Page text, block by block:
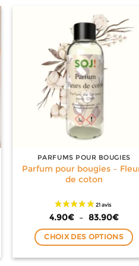
plusieurs
variations.
Les
options
peuvent
être
choisies
sur
la
du
produit
PARFUMS POUR BOUGIES
Parfum pour bougies –
de coton
4.90€ – 83.90€Plage
prix :
4.90€
CHOIX DES OPTIONS